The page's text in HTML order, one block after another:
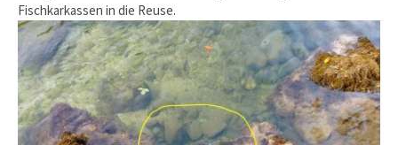
Fischkarkassen in die Reuse.